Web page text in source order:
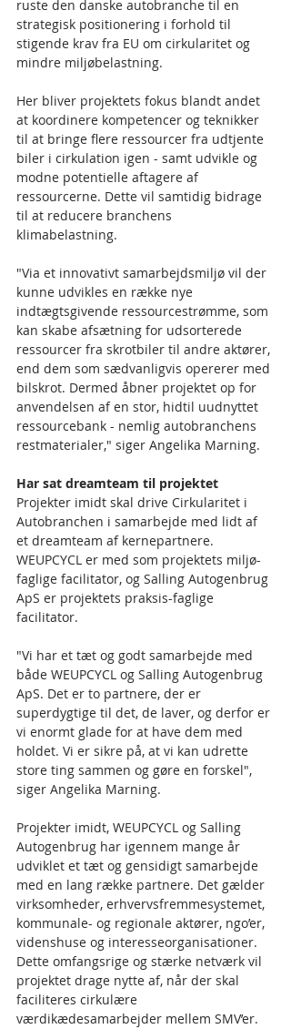
ruste den danske autobranche til en
strategisk positionering i forhold til
stigende krav fra EU om cirkularitet og
mindre miljøbelastning.
Her bliver projektets fokus blandt andet
at koordinere kompetencer og teknikker
til at bringe flere ressourcer fra udtjente
biler i cirkulation igen - samt udvikle og
modne potentielle aftagere af
ressourcerne. Dette vil samtidig bidrage
til at reducere branchens
klimabelastning.
"Via et innovativt samarbejdsmiljø vil der
kunne udvikles en række nye
indtægtsgivende ressourcestrømme, som
kan skabe afsætning for udsorterede
ressourcer fra skrotbiler til andre aktører,
end dem som sædvanligvis opererer med
bilskrot. Dermed åbner projektet op for
anvendelsen af en stor, hidtil uudnyttet
ressourcebank - nemlig autobranchens
restmaterialer," siger Angelika Marning.
Har sat dreamteam til projektet
Projekter imidt skal drive Cirkularitet i
Autobranchen i samarbejde med lidt af
et dreamteam af kernepartnere.
WEUPCYCL er med som projektets miljø-
faglige facilitator, og Salling Autogenbrug
ApS er projektets praksis-faglige
facilitator.
"Vi har et tæt og godt samarbejde med
både WEUPCYCL og Salling Autogenbrug
ApS. Det er to partnere, der er
superdygtige til det, de laver, og derfor er
vi enormt glade for at have dem med
holdet. Vi er sikre på, at vi kan udrette
store ting sammen og gøre en forskel",
siger Angelika Marning.
Projekter imidt, WEUPCYCL og Salling
Autogenbrug har igennem mange år
udviklet et tæt og gensidigt samarbejde
med en lang række partnere. Det gælder
virksomheder, erhvervsfremmesystemet,
kommunale- og regionale aktører, ngo’er,
videnshuse og interesseorganisationer.
Dette omfangsrige og stærke netværk vil
projektet drage nytte af, når der skal
faciliteres cirkulære
værdikædesamarbejder mellem SMV’er.